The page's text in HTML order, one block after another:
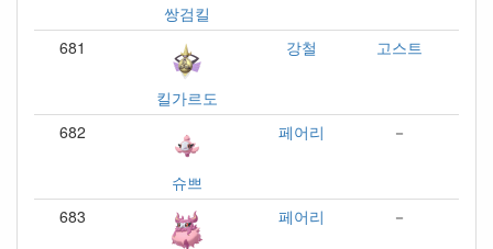
쌍검킬
681
킬가르도
강철 고스트
682
슈쁘
페어리 －
683 페어리 －